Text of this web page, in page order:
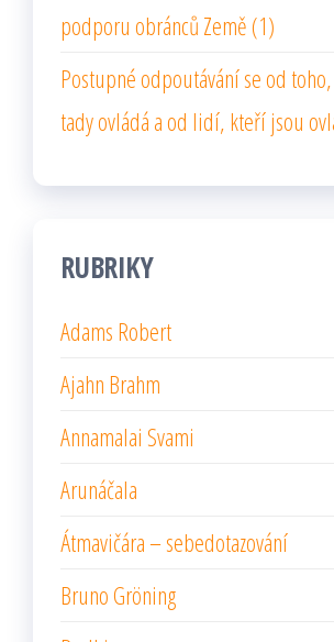
podporu obránců Země (1)
Postupné odpoutávání se od toho,
tady ovládá a od lidí, kteří jsou
RUBRIKY
Adams Robert
Ajahn Brahm
Annamalai Svami
Arunáčala
Átmavičára – sebedotazování
Bruno Gröning